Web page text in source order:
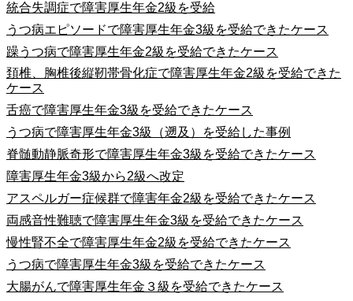
統合失調症で障害厚生年金2級を受給
うつ病エピソードで障害厚生年金3級を受給できたケース
躁うつ病で障害厚生年金2級を受給できたケース
頚椎、胸椎後縦靭帯骨化症で障害厚生年金2級を受給できた
ケース
舌癌で障害厚生年金3級を受給できたケース
うつ病で障害厚生年金3級（遡及）を受給した事例
脊髄動静脈奇形で障害厚生年金3級を受給できたケース
障害厚生年金3級から2級へ改定
アスペルガー症候群で障害年金2級を受給できたケース
両感音性難聴で障害厚生年金3級を受給できたケース
慢性腎不全で障害厚生年金2級を受給できたケース
うつ病で障害厚生年金3級を受給できたケース
大腸がんで障害厚生年金３級を受給できたケース